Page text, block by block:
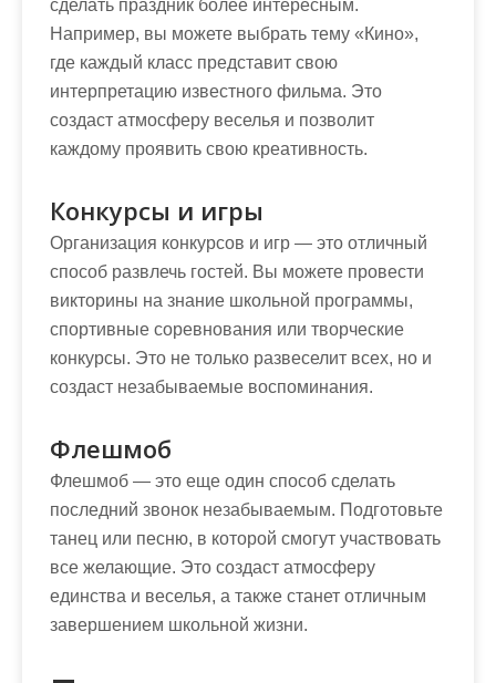
сделать праздник более интересным.
Например, вы можете выбрать тему «Кино»,
где каждый класс представит свою
интерпретацию известного фильма. Это
создаст атмосферу веселья и позволит
каждому проявить свою креативность.
Конкурсы и игры
Организация конкурсов и игр — это отличный
способ развлечь гостей. Вы можете провести
викторины на знание школьной программы,
спортивные соревнования или творческие
конкурсы. Это не только развеселит всех, но и
создаст незабываемые воспоминания.
Флешмоб
Флешмоб — это еще один способ сделать
последний звонок незабываемым. Подготовьте
танец или песню, в которой смогут участвовать
все желающие. Это создаст атмосферу
единства и веселья, а также станет отличным
завершением школьной жизни.